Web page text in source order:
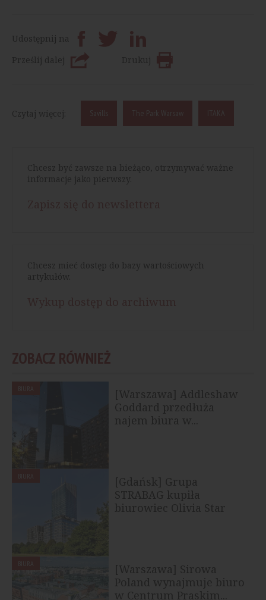
Udostępnij na
Prześlij dalej
Drukuj
Czytaj więcej: Savills The Park Warsaw ITAKA
Chcesz być zawsze na bieżąco, otrzymywać ważne
informacje jako pierwszy.
Chcesz mieć dostęp do bazy wartościowych
artykułów.
ZOBACZ RÓWNIEŻ
[Warszawa] Addleshaw
Goddard przedłuża
najem biura w...
[Gdańsk] Grupa
STRABAG kupiła
biurowiec Olivia Star
[Warszawa] Sirowa
Poland wynajmuje biuro
w Centrum Praskim...